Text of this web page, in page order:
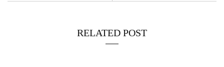
RELATED POST